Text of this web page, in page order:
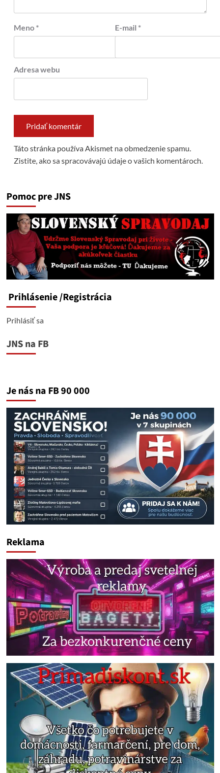
Meno * E-mail *
Adresa webu
Táto stránka používa Akismet na obmedzenie spamu.
Zistite, ako sa spracovávajú údaje o vašich komentároch.
Pomoc pre JNS
Prihlásenie/Registrácia
Prihlásiť sa
JNS na FB
Je nás na FB 90 000
Reklama